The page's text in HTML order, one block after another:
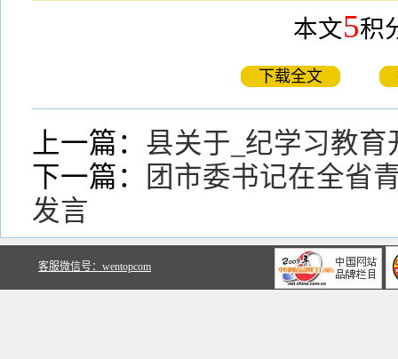
本文5积
下载全文
上一篇： 县关于_纪学习教
下一篇：
团市委书记在全省
发言
客服微信号：wentopcom